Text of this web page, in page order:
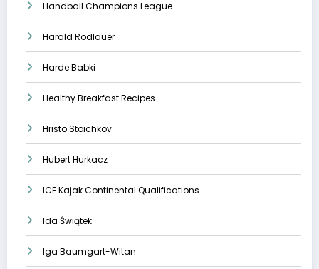
Handball Champions League
Harald Rodlauer
Harde Babki
Healthy Breakfast Recipes
Hristo Stoichkov
Hubert Hurkacz
ICF Kajak Continental Qualifications
Ida Świątek
Iga Baumgart-Witan